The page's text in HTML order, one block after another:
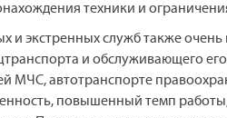
техники и
и экстренных служб также
и обслуживающего
МЧС, автотранспорте
повышенный темп